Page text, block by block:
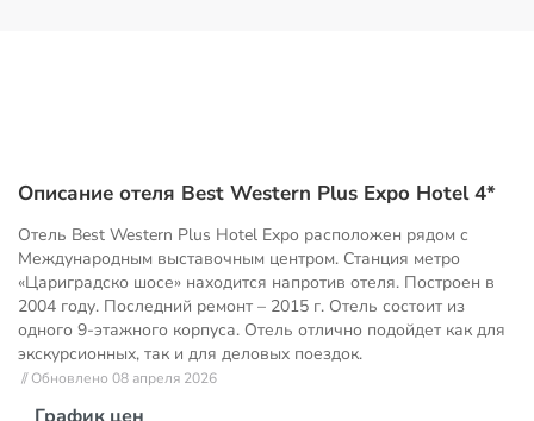
Описание отеля Best Western Plus Expo Hotel 4*
Отель Best Western Plus Hotel Expo расположен рядом с
Международным выставочным центром. Станция метро
«Цариградско шосе» находится напротив отеля. Построен в
2004 году. Последний ремонт – 2015 г. Отель состоит из
одного 9-этажного корпуса. Отель отлично подойдет как для
экскурсионных, так и для деловых поездок.
// Обновлено 08 апреля 2026